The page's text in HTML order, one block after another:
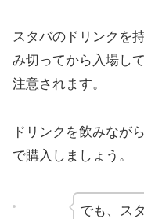
スタバのドリンクを
み切ってから入場し
注意されます。
ドリンクを飲みなが
で購入しましょう。
でも、ス